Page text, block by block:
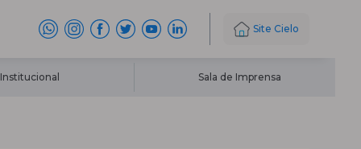
Site Cielo
Institucional Sala de Imprensa